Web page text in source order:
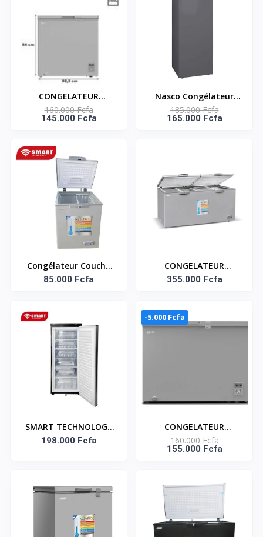
CONGELATEUR
HORIZONTAL ATL /
200L / 01 PORTE /
INOX-SILVER
160.000 Fcfa
145.000 Fcfa
Nasco Congélateur
Vertical - NASD1-
228FL-FF-DS -
185.000 Fcfa
165.000 Fcfa
Congélateur Couché
STCC-102 - 72 L - Blanc
85.000 Fcfa
CONGELATEUR
COUCHE VITRE BLANC
720VW SMART
TECHNOLOGY
355.000 Fcfa
SMART TECHNOLOGY
Congélateur Vertical 6
grille à l'arrière
198.000 Fcfa
-5.000 Fcfa
CONGELATEUR
HORIZONTAL ATL/
254L/ 01 PORTE/
INOX&SILVER
160.000 Fcfa
155.000 Fcfa